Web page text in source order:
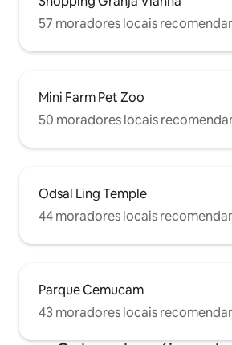
57 moradores locais
Mini Farm Pet Zoo
50 moradores locais
Odsal Ling Temple
44 moradores locais
Parque Cemucam
43 moradores locais